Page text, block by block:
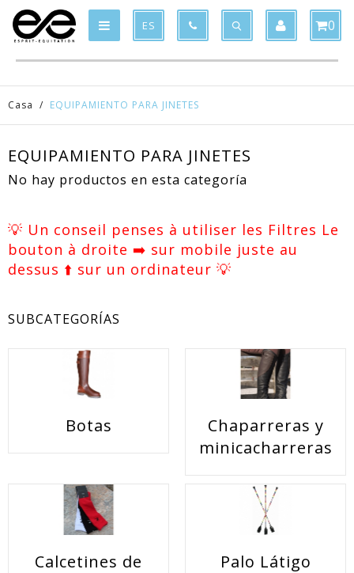
ES 0
Casa / EQUIPAMIENTO PARA JINETES
EQUIPAMIENTO PARA JINETES
No hay productos en esta categoría
💡 Un conseil penses à utiliser les Filtres Le
bouton à droite ➡️ sur mobile juste au
dessus ⬆️ sur un ordinateur 💡
SUBCATEGORÍAS
Botas
Chaparreras y
minicacharreras
Calcetines de
Palo Látigo
Product added to the cart x
Product deleted from the cart x